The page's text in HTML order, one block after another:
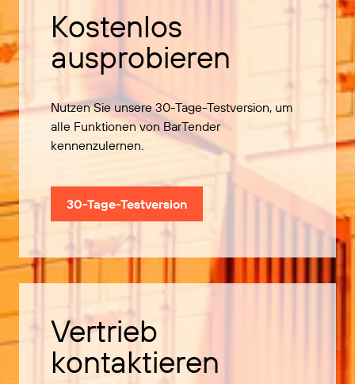
Kostenlos
ausprobieren
Nutzen Sie unsere 30-Tage-Testversion, um
alle Funktionen von BarTender
kennenzulernen.
30-Tage-Testversion
Vertrieb
kontaktieren